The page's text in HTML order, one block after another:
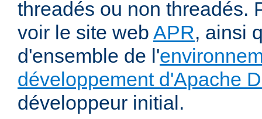
threadés ou non threadés.
voir le site web APR, ainsi
d'ensemble de l'
développement d'Apache
développeur initial.